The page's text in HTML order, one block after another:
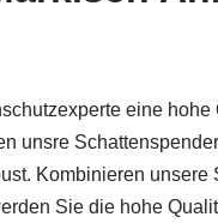
eine
unsre
Kombinieren
Sie die hohe